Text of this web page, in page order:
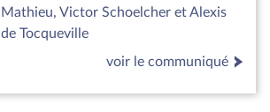
Mathieu, Victor Schoelcher et Alexis
de Tocqueville
voir le communiqué